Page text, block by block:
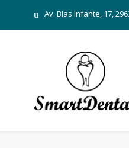
Av. Blas Infante, 17,